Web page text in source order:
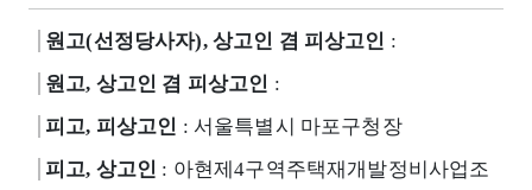
원고(선정당사자), 상고인 겸 피상고인 :
원고, 상고인 겸 피상고인 :
피고, 피상고인 : 서울특별시 마포구청장
피고, 상고인 : 아현제4구역주택재개발정비사업조